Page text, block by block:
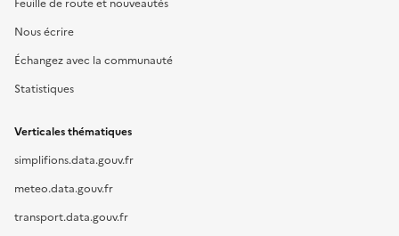
Feuille de route et nouveautés
Nous écrire
Échangez avec la communauté
Statistiques
Verticales thématiques
simplifions.data.gouv.fr
meteo.data.gouv.fr
transport.data.gouv.fr